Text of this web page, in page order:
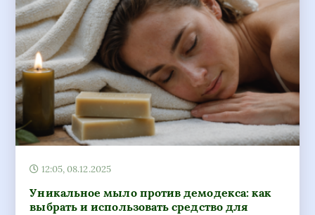
12:05, 08.12.2025
Уникальное мыло против демодекса: как
выбрать и использовать средство для